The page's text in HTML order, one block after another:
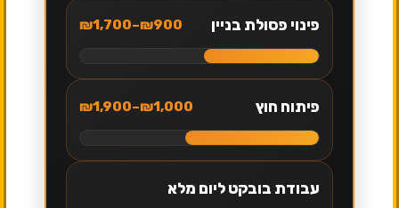
פינוי פסולת בניין ₪900–₪1,700
פיתוח חוץ ₪1,000–₪1,900
עבודת בובקט ליום מלא